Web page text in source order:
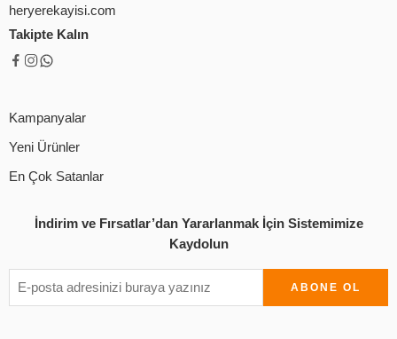
heryerekayisi.com
Takipte Kalın
Kampanyalar
Yeni Ürünler
En Çok Satanlar
İndirim ve Fırsatlar’dan Yararlanmak İçin Sistemimize
Kaydolun